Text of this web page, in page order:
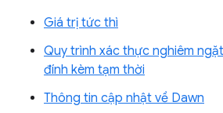
Giá trị tức thì
Quy trình xác thực nghiêm
đính kèm tạm thời
Thông tin cập nhật về Dawn